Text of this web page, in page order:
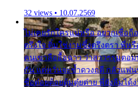
32 views • 10.07.2569
ไม่เคยรักใครแน่หรือ อยากเชื่อ
ตรึงใจ ติ๋มใช่งามซึ้งตรึงตรา พี่ห
คนเขาลืออื้อฉาว ว่าสาวๆรุมตอ
กัน แต่หวั่นจะช้ำดวงฤดี กลัวแฟ
ชื่อต๋อยต้อยตุ้มตุ๋ยต่าย พี่ยังลืมได้ง่